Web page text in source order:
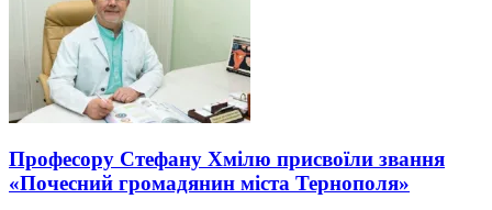
Професору Стефану Хмілю присвоїли звання
«Почесний громадянин міста Тернополя»